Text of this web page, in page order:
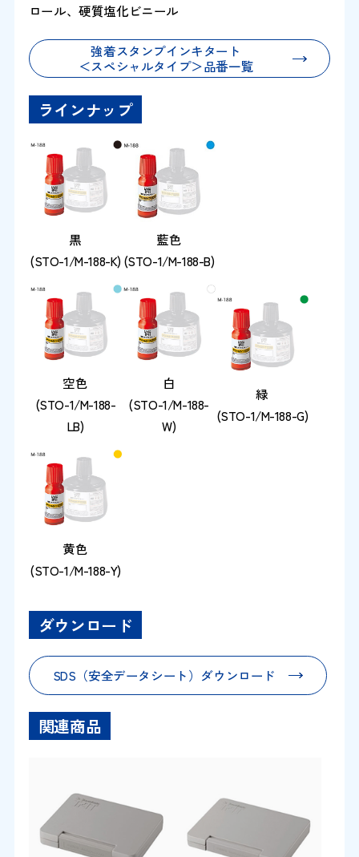
ロール、硬質塩化ビニール
強着スタンプインキタート
＜スペシャルタイプ＞品番一覧
ラインナップ
黒
(STO-1/M-188-K)
藍色
(STO-1/M-188-B)
空色
(STO-1/M-188-
LB)
白
(STO-1/M-188-
W)
緑
(STO-1/M-188-G)
黄色
(STO-1/M-188-Y)
ダウンロード
SDS（安全データシート）ダウンロード
関連商品